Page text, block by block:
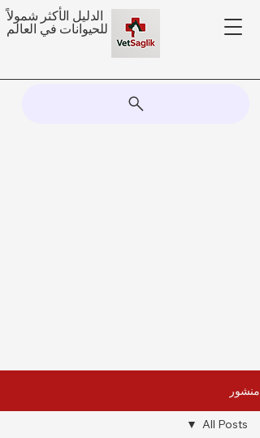
الدليل الأكثر شمولاً
للحيوانات في العالم
منشور
All Posts